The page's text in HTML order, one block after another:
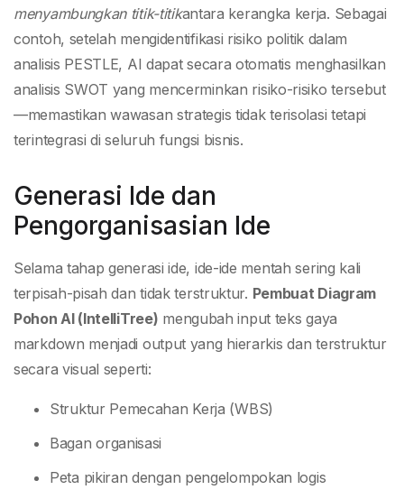
menyambungkan titik-titikantara kerangka kerja. Sebagai
contoh, setelah mengidentifikasi risiko politik dalam
analisis PESTLE, AI dapat secara otomatis menghasilkan
analisis SWOT yang mencerminkan risiko-risiko tersebut
—memastikan wawasan strategis tidak terisolasi tetapi
terintegrasi di seluruh fungsi bisnis.
Generasi Ide dan
Pengorganisasian Ide
Selama tahap generasi ide, ide-ide mentah sering kali
terpisah-pisah dan tidak terstruktur. Pembuat Diagram
Pohon AI (IntelliTree) mengubah input teks gaya
markdown menjadi output yang hierarkis dan terstruktur
secara visual seperti:
Struktur Pemecahan Kerja (WBS)
Bagan organisasi
Peta pikiran dengan pengelompokan logis